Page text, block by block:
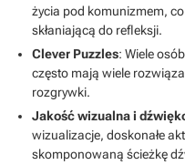
życia pod komunizmem,
skłaniającą do refleksji.
Clever Puzzles: Wiele
często mają wiele
rozgrywki.
Jakość wizualna i
wizualizacje, doskonałe
skomponowaną ścieżkę